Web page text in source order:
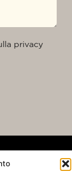
privacy